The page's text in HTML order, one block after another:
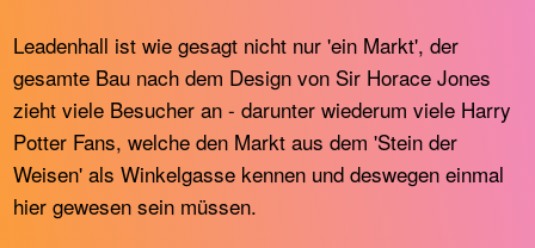
Leadenhall ist wie gesagt nicht nur 'ein Markt', der
gesamte Bau nach dem Design von Sir Horace Jones
zieht viele Besucher an - darunter wiederum viele Harry
Potter Fans, welche den Markt aus dem 'Stein der
Weisen' als Winkelgasse kennen und deswegen einmal
hier gewesen sein müssen.